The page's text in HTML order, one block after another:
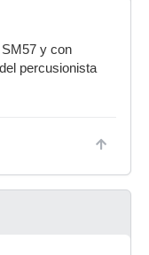
y con
percusionista